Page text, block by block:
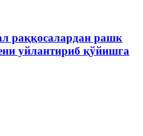
раққосалардан рашк
уйлантириб қўйишга